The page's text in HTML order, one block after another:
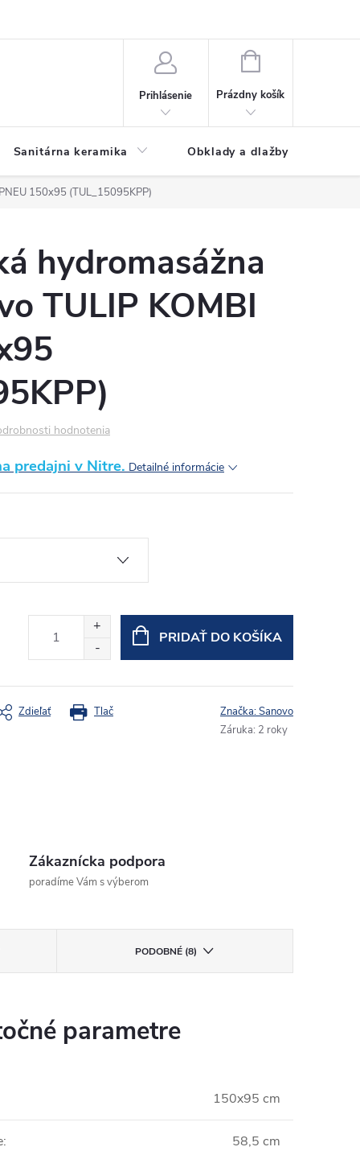
Prihlásenie
NÁKUPNÝ
Prázdny košík
Sanitárna keramika Obklady a dlažby
150x95 (TUL_15095KPP)
hydromasážna
TULIP KOMBI
hodnotenia
predajni v Nitre. Detailné informácie
PRIDAŤ DO KOŠÍKA
Tlač
Zdieľať Značka:Sanovo
Záruka: 2 roky
Zákaznícka podpora
poradíme Vám s výberom
PODOBNÉ (8)
parametre
150x95 cm
: 58,5 cm